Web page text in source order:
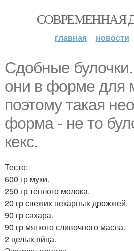
СОВРЕМЕННАЯ
главная новости
Сдобные
они в форме для
поэтому такая
форма - не то
кекс.
Тесто:
600 гр муки.
250 гр тёплого молока.
20 гр свежих пекарных дрожжей.
90 гр сахара.
90 гр мягкого сливочного масла.
2 целых яйца.